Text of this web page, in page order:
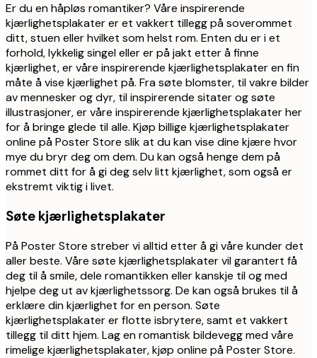
Er du en håpløs romantiker? Våre inspirerende
kjærlighetsplakater er et vakkert tillegg på soverommet
ditt, stuen eller hvilket som helst rom. Enten du er i et
forhold, lykkelig singel eller er på jakt etter å finne
kjærlighet, er våre inspirerende kjærlighetsplakater en fin
måte å vise kjærlighet på. Fra søte blomster, til vakre bilder
av mennesker og dyr, til inspirerende sitater og søte
illustrasjoner, er våre inspirerende kjærlighetsplakater her
for å bringe glede til alle. Kjøp billige kjærlighetsplakater
online på Poster Store slik at du kan vise dine kjære hvor
mye du bryr deg om dem. Du kan også henge dem på
rommet ditt for å gi deg selv litt kjærlighet, som også er
ekstremt viktig i livet.
Søte kjærlighetsplakater
På Poster Store streber vi alltid etter å gi våre kunder det
aller beste. Våre søte kjærlighetsplakater vil garantert få
deg til å smile, dele romantikken eller kanskje til og med
hjelpe deg ut av kjærlighetssorg. De kan også brukes til å
erklære din kjærlighet for en person. Søte
kjærlighetsplakater er flotte isbrytere, samt et vakkert
tillegg til ditt hjem. Lag en romantisk bildevegg med våre
rimelige kjærlighetsplakater, kjøp online på Poster Store.